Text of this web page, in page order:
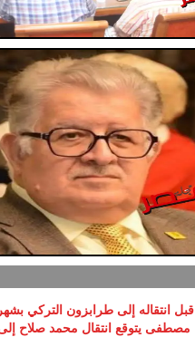
قبل انتقاله إلى طرابزون التركي
مصطفى يتوقع انتقال محمد صلاح إلى